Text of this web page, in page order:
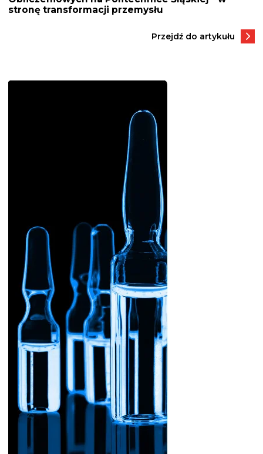
Przejdź do artykułu
stronę transformacji przemysłu